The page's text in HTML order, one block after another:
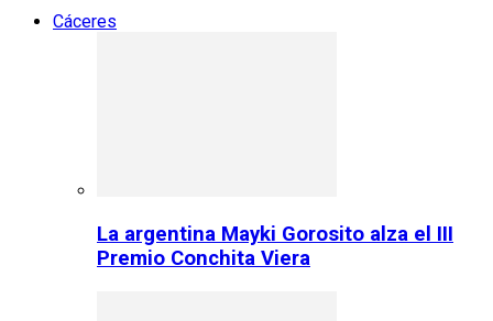
Cáceres
La argentina Mayki Gorosito alza el III
Premio Conchita Viera